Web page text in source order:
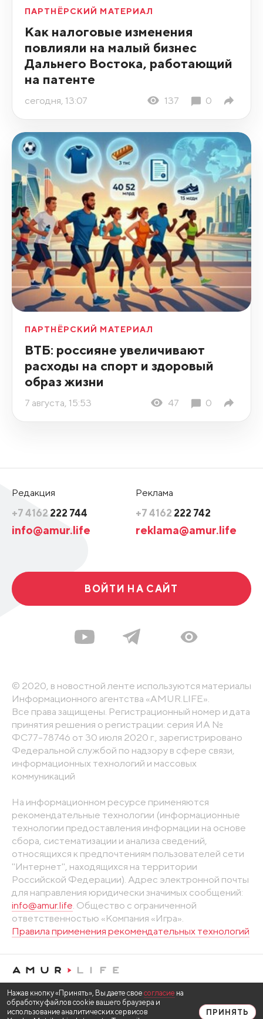
ПАРТНЁРСКИЙ МАТЕРИАЛ
Как налоговые изменения
повлияли на малый бизнес
Дальнего Востока, работающий
на патенте
сегодня, 13:07 137 0
ПАРТНЁРСКИЙ МАТЕРИАЛ
ВТБ: россияне увеличивают
расходы на спорт и здоровый
образ жизни
7 августа, 15:53 47 0
Редакция
+7 4162 222 744
info@amur.life
Реклама
+7 4162 222 742
reklama@amur.life
ВОЙТИ НА САЙТ
© 2020, в новостной ленте используются материалы
Информационного агентства «AMUR.LIFE».
Все права защищены. Регистрационный номер и дата
принятия решения о регистрации: серия ИА №
ФС77-78746 от 30 июля 2020 г., зарегистрировано
Федеральной службой по надзору в сфере связи,
информационных технологий и массовых
коммуникаций
На информационном ресурсе применяются
рекомендательные технологии (информационные
технологии предоставления информации на основе
сбора, систематизации и анализа сведений,
относящихся к предпочтениям пользователей сети
"Интернет", находящихся на территории
Российской Федерации). Адрес электронной почты
для направления юридически значимых сообщений:
info@amur.life . Общество с ограниченной
ответственностью «Компания «Игра».
Правила применения рекомендательных технологий
Нажав кнопку «Принять», Вы даете свое согласие на
обработку файлов cookie вашего браузера и
использование аналитических сервисов
ПРИНЯТЬ